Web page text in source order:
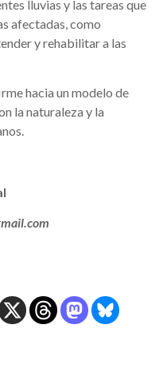
lluvias y las tareas que
afectadas, como
y rehabilitar a las
hacia un modelo de
la naturaleza y la